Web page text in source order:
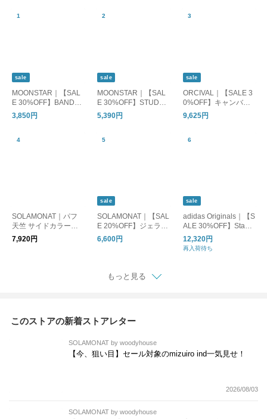
sale
MOONSTAR｜【SAL
E 30%OFF】BANDBA
LLET バンドバレー バ
レーシューズ フラッ
3,850円
sale
MOONSTAR｜【SAL
E 30%OFF】STUDEN
スチューデン 810s エ
イトテンス スニーカ
et002
5,390円
sale
ORCIVAL｜【SALE 3
0%OFF】キャンバス
トートバッグM or-h02
84kwc
9,625円
SOLAMONAT｜パフ
天竺 サイドカラーリ
ボン 5分袖プリントプ
ルーオーバー(AREYO
7,920円
sale
SOLAMONAT｜【SAL
E 20%OFF】ジェラー
ト天竺 コクーンプル
オーバー トップス Tシ
6,600円
sale
adidas Originals｜【S
ALE 30%OFF】Stan
Smith GORE-TEX ス
タンスミス ゴアテッ
12,320円
再入荷待ち
もっと見る
このストアの新着ストアレター
SOLAMONAT by woodyhouse
【今、狙い目】セール対象のmizuiro ind一気見せ！
2026/08/03
SOLAMONAT by woodyhouse